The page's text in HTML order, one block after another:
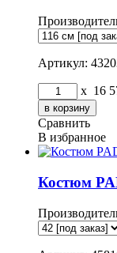
Артикул:
x 16
Сравнить
В избранное
Костюм